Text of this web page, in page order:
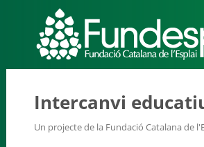
Intercanvi
Un projecte de la Fundació Catalana de
CASES DE COLÒNIES